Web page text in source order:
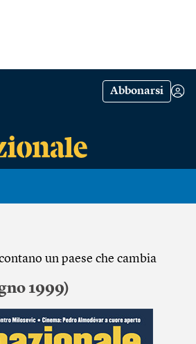
Abbonarsi
un paese che cambia
1999)